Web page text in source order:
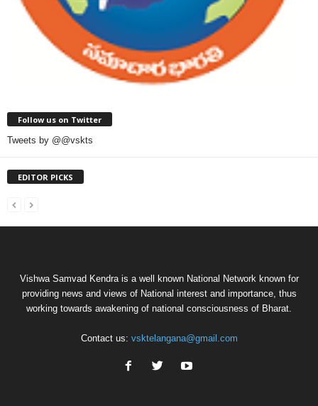
Follow us on Twitter
Tweets by @@vskts
EDITOR PICKS
Vishwa Samvad Kendra is a well known National Network known for
providing news and views of National interest and importance, thus
working towards awakening of national consciousness of Bharat.
Contact us: vsktelangana@gmail.com